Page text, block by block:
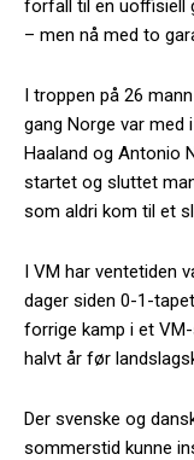
forfall til en uoffisiell
– men nå med to
I troppen på 26
gang Norge var med
Haaland og Antonio
startet og sluttet
som aldri kom til et
I VM har ventetiden
dager siden 0-1-
forrige kamp i et
halvt år før
Der svenske og
sommerstid kunne